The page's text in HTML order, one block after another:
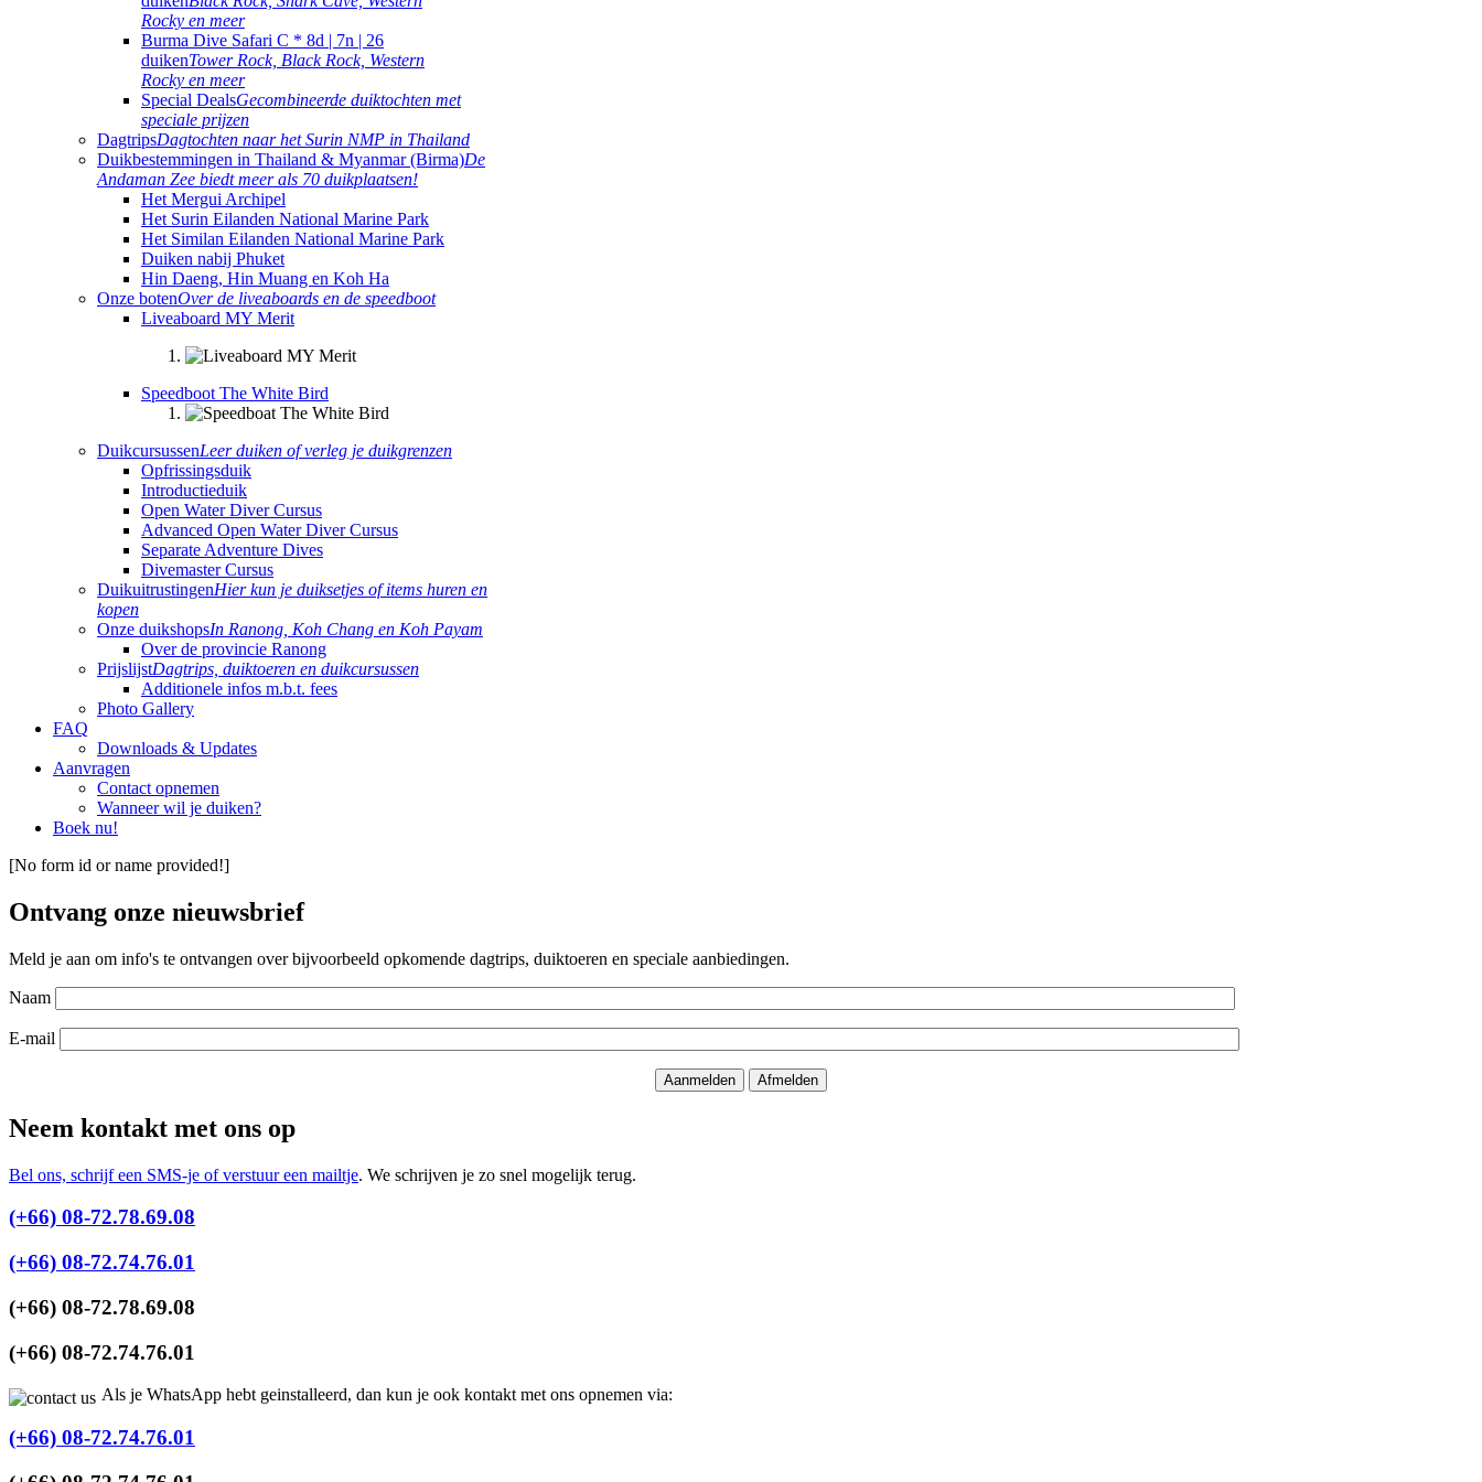
Rocky en meer
Burma Dive Safari C * 8d | 7n | 26
duikenTower Rock, Black Rock, Western
Rocky en meer
Special DealsGecombineerde duiktochten met
speciale prijzen
DagtripsDagtochten naar het Surin NMP in Thailand
Duikbestemmingen in Thailand & Myanmar (Birma)De
Andaman Zee biedt meer als 70 duikplaatsen!
Het Mergui Archipel
Het Surin Eilanden National Marine Park
Het Similan Eilanden National Marine Park
Duiken nabij Phuket
Hin Daeng, Hin Muang en Koh Ha
Onze botenOver de liveaboards en de speedboot
Liveaboard MY Merit
Speedboot The White Bird
DuikcursussenLeer duiken of verleg je duikgrenzen
Opfrissingsduik
Introductieduik
Open Water Diver Cursus
Advanced Open Water Diver Cursus
Separate Adventure Dives
Divemaster Cursus
DuikuitrustingenHier kun je duiksetjes of items huren en
kopen
Onze duikshopsIn Ranong, Koh Chang en Koh Payam
Over de provincie Ranong
PrijslijstDagtrips, duiktoeren en duikcursussen
Additionele infos m.b.t. fees
Photo Gallery
FAQ
Downloads & Updates
Aanvragen
Contact opnemen
Wanneer wil je duiken?
Boek nu!
[No form id or name provided!]
Ontvang onze nieuwsbrief
Meld je aan om info's te ontvangen over bijvoorbeeld opkomende dagtrips, duiktoeren en speciale aanbiedingen.
Naam
E-mail
Neem kontakt met ons op
Bel ons, schrijf een SMS-je of verstuur een mailtje. We schrijven je zo snel mogelijk terug.
(+66) 08-72.78.69.08
(+66) 08-72.74.76.01
(+66) 08-72.78.69.08
(+66) 08-72.74.76.01
Als je WhatsApp hebt geinstalleerd, dan kun je ook kontakt met ons opnemen via:
(+66) 08-72.74.76.01